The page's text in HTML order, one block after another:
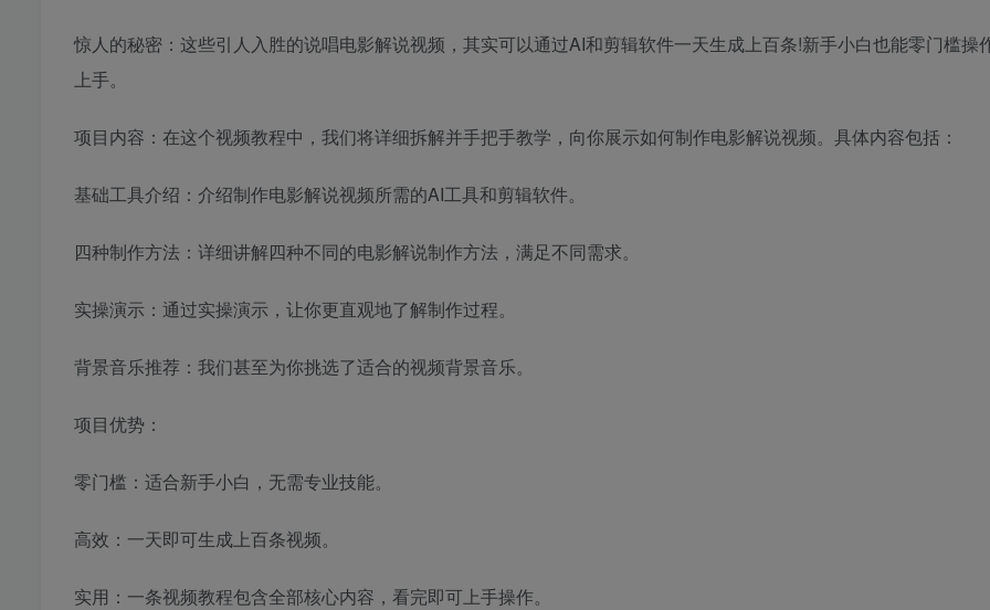
惊人的秘密：这些引人入胜的说唱电影解说视频，其实可以通过AI和剪辑软件一天生成上百条!新手小白也能零门槛操
上手。
项目内容：在这个视频教程中，我们将详细拆解并手把手教学，向你展示如何制作电影解说视频。具体内容包括：
基础工具介绍：介绍制作电影解说视频所需的AI工具和剪辑软件。
四种制作方法：详细讲解四种不同的电影解说制作方法，满足不同需求。
实操演示：通过实操演示，让你更直观地了解制作过程。
背景音乐推荐：我们甚至为你挑选了适合的视频背景音乐。
项目优势：
零门槛：适合新手小白，无需专业技能。
高效：一天即可生成上百条视频。
实用：一条视频教程包含全部核心内容，看完即可上手操作。